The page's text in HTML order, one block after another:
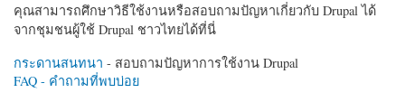
คุณสามารถศึกษาวิธีใช้งานหรือสอบถามปัญหาเกี่ยวกับ Drupal ได้
จากชุมชนผู้ใช้ Drupal ชาวไทยได้ที่นี่
กระดานสนทนา - สอบถามปัญหาการใช้งาน Drupal
FAQ - คำถามที่พบบ่อย